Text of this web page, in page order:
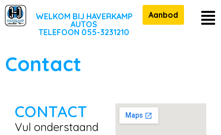
WELKOM BIJ HAVERKAMP
AUTOS
TELEFOON 055-3231210
Aanbod
Contact
CONTACT
Vul onderstaand